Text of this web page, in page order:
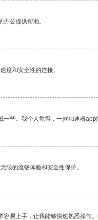
公提供帮助。
度和安全性的连接。
些。我个人觉得，一款加速器app
限的流畅体验和安全性保护。
易上手，让我能够快速熟悉操作